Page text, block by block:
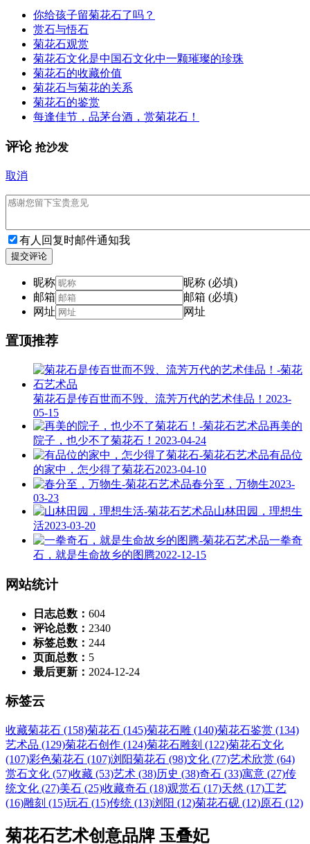
你给孩子留菊花石了吗？
赏石与悟石
菊花石观赏
菊花石文化是中国石文化中一颗璀璨的珍珠
菊花石的收藏价值
菊花石与菊花的关系
菊花石的鉴赏
每逢佳节，品茅台酒，赏菊花石！
评论 抢沙发
取消
有人回复时邮件通知我
提交评论
昵称
昵称 (必填)
邮箱
邮箱 (必填)
网址
网址
置顶推荐
菊花石是传百世而不毁、流芳万代的艺术佳品！ 2023-
05-15
再美的
院子，也少不了菊花石！ 2023-04-24
有品位
的家中，怎少得了菊花石2023-04-10
春分至，万物生2023-
03-23
山林田园，理想生
活2023-03-20
一拳奇
石，就是生命故乡的图腾2022-12-15
网站统计
日志总数： 604
评论总数： 2340
标签总数： 244
页面总数： 5
最后更新： 2024-12-24
标签云
收藏菊花石 (158)菊花石 (145)菊花石雕 (140)菊花石鉴赏 (134)
艺术品 (129)菊花石创作 (124)菊花石雕刻 (122)菊花石文化
(107)彩色菊花石 (107)浏阳菊花石 (98)文化 (77)艺术欣赏 (64)
赏石文化 (57)收藏 (53)艺术 (38)历史 (38)奇石 (33)寓意 (27)传
统文化 (27)美石 (25)收藏奇石 (18)观赏石 (17)天然 (17)工艺
(16)雕刻 (15)玩石 (15)传统 (13)浏阳 (12)菊花石砚 (12)原石 (12)
菊花石艺术创意品牌 玉叠妃